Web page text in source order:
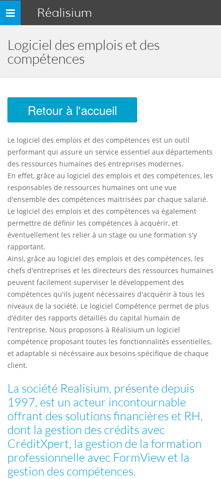
Toggle
navigation
Réalisium
Logiciel des emplois et des
compétences
Retour à l'accueil
Le logiciel des emplois et des compétences est un outil
performant qui assure un service essentiel aux départements
des ressources humaines des entreprises modernes.
En effet, grâce au logiciel des emplois et des compétences, les
responsables de ressources humaines ont une vue
d'ensemble des compétences maitrisées par chaque salarié.
Le logiciel des emplois et des compétences va également
permettre de définir les compétences à acquérir, et
éventuellement les relier à un stage ou une formation s'y
rapportant.
Ainsi, grâce au logiciel des emplois et des compétences, les
chefs d'entreprises et les directeurs des ressources humaines
peuvent facilement superviser le développement des
compétences qu'ils jugent nécessaires d'acquérir à tous les
niveaux de la société. Le logiciel Compétence permet de plus
d’éditer des rapports détaillés du capital humain de
l'entreprise. Nous proposons à Réalisium un logiciel
compétence proposant toutes les fonctionnalités essentielles,
et adaptable si nécéssaire aux besoins spécifique de chaque
client.
La société Realisium, présente depuis
1997, est un acteur incontournable
offrant des solutions financières et RH,
dont la gestion des crédits avec
CréditXpert, la gestion de la formation
professionnelle avec FormView et la
gestion des compétences.